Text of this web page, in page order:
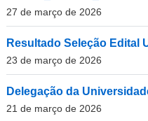
27 de março de 2026
Resultado Seleção Edital
23 de março de 2026
Delegação da
21 de março de 2026